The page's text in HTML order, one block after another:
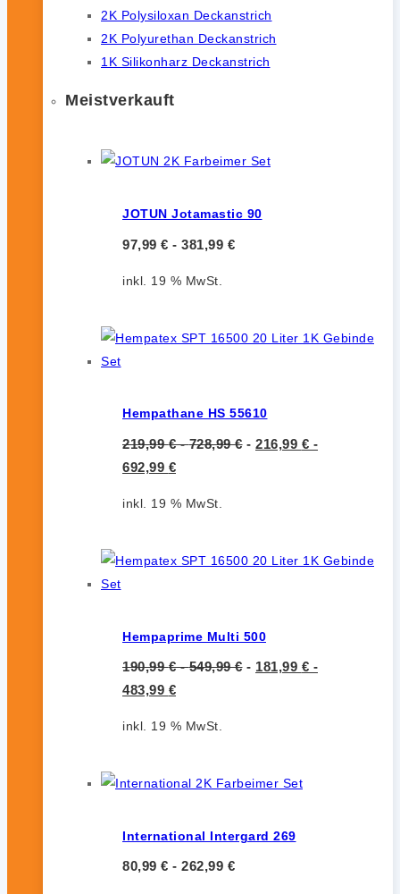
2K Polysiloxan Deckanstrich
2K Polyurethan Deckanstrich
1K Silikonharz Deckanstrich
Meistverkauft
JOTUN Jotamastic 90
97,99 € - 381,99 €
inkl. 19 % MwSt.
Hempathane HS 55610
219,99€-728,99€- 216,99 € -
692,99 €
inkl. 19 % MwSt.
Hempaprime Multi 500
190,99€-549,99€- 181,99 € -
483,99 €
inkl. 19 % MwSt.
International Intergard 269
80,99 € - 262,99 €